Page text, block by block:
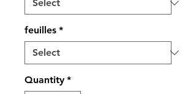
feuilles *
Quantity *